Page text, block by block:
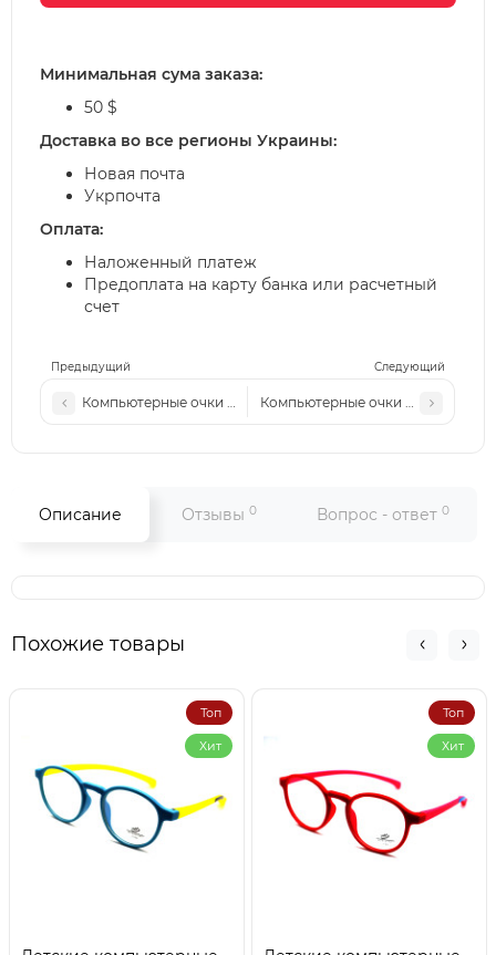
Предыдущий Следующий
Компьютерные очки 6003 коричневый-леопард
Компьютерные очки Ch h 52006
Минимальная сума заказа:
50 $
Доставка во все регионы Украины:
Новая почта
Укрпочта
Оплата:
Наложенный платеж
Предоплата на карту банка или расчетный
счет
Описание Отзывы 0 Вопрос - ответ 0
Похожие товары
Топ
Хит
Топ
Хит